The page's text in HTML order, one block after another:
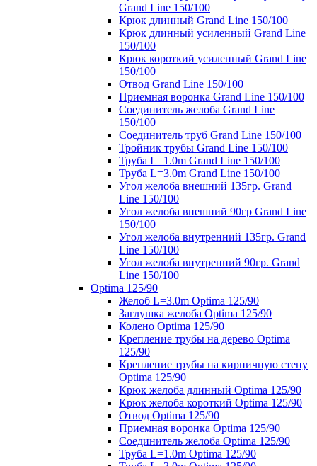
Grand Line 150/100
Крюк длинный Grand Line 150/100
Крюк длинный усиленный Grand Line
150/100
Крюк короткий усиленный Grand Line
150/100
Отвод Grand Line 150/100
Приемная воронка Grand Line 150/100
Соединитель желоба Grand Line
150/100
Соединитель труб Grand Line 150/100
Тройник трубы Grand Line 150/100
Труба L=1.0m Grand Line 150/100
Труба L=3.0m Grand Line 150/100
Угол желоба внешний 135гр. Grand
Line 150/100
Угол желоба внешний 90гр Grand Line
150/100
Угол желоба внутренний 135гр. Grand
Line 150/100
Угол желоба внутренний 90гр. Grand
Line 150/100
Optima 125/90
Желоб L=3.0m Optima 125/90
Заглушка желоба Optima 125/90
Колено Optima 125/90
Крепление трубы на дерево Optima
125/90
Крепление трубы на кирпичную стену
Optima 125/90
Крюк желоба длинный Optima 125/90
Крюк желоба короткий Optima 125/90
Отвод Optima 125/90
Приемная воронка Optima 125/90
Соединитель желоба Optima 125/90
Труба L=1.0m Optima 125/90